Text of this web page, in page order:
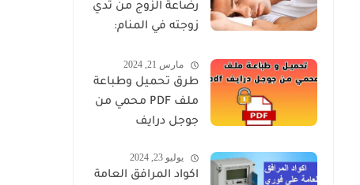
رضاعة الزوج من ثدي
زوجته في المنام:
والنفسية
مارس 21, 2024
طرق تحميل وطباعة
ملف PDF محمي من
جوجل درايف
يوليو 23, 2024
اكواد المرافق العامة